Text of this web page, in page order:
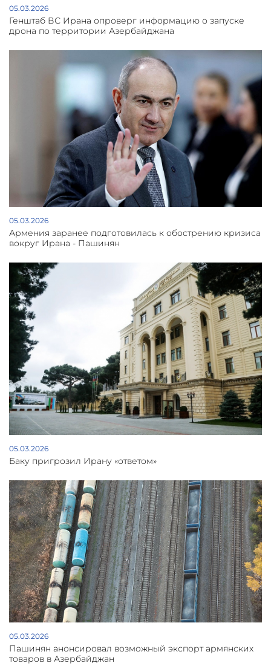
05.03.2026
Генштаб ВС Ирана опроверг информацию о запуске
дрона по территории Азербайджана
05.03.2026
Армения заранее подготовилась к обострению кризиса
вокруг Ирана - Пашинян
05.03.2026
Баку пригрозил Ирану «ответом»
05.03.2026
Пашинян анонсировал возможный экспорт армянских
товаров в Азербайджан